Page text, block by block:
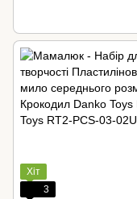
Хіт
3